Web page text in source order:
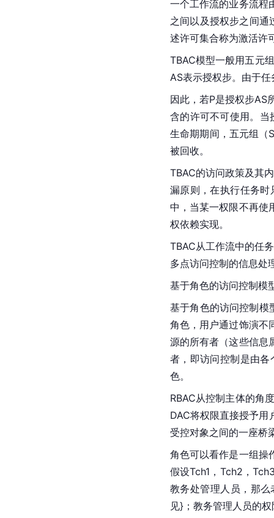
一个工作流的业务流程
之间以及授权步之间通
述许可集合称为激活许
TBAC模型一般用五元
AS表示授权步。由于
因此，若P是授权步AS
含的许可不可使用。当
生命期期间，五元组（
被回收。
TBAC的访问政策及其
漏原则，在执行任务
中，当某一权限不再使
权依赖实现。
TBAC从工作流中的任
多点访问控制的信息处
基于角色的访问控制模
基于角色的访问控制
角色，用户通过饰演不
源的所有者（这些信息
者，即访问控制是由
色。
RBAC从控制主体的角
DAC将权限直接授予
受控对象之间的一座桥
角色可以看作是一组操
假设Tch1，Tch2，
教务处管理人员，那
见}；教务管理人员的